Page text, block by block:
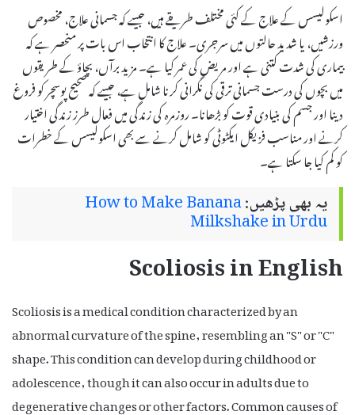
اسکولیسس کے علاج کے کئی مختلف طریقے ہیں، جیسے کہ جسمانی علاج، مخصوص
ورزشیں، یا شدید حالتوں میں سرجری۔ علاج کا انتخاب اس بات پر منحصر ہے کہ
بیماری کی شدت کتنی ہے اور مریض کی عمر کیا ہے۔ مزید برآں، بچاؤ کے طریقوں
میں بچوں کی درست جسمانی ترقی کی نگرانی کرنا شامل ہے، جیسے کہ صحیح پوسچر کو فروغ
دینا اور جسم کی بنیادی قوت کو بڑھانا۔ روزمرہ کی زندگی میں فعال طرز زندگی اختیار
کرنے اور مناسب فزیکل ایکٹوٹی کو شامل کرنے سے بھی اسکولیسس کے خطرات
کو کم کیا جا سکتا ہے۔
یہ بھی پڑھیں:How to Make Banana
Milkshake in Urdu
Scoliosis in English
Scoliosis is a medical condition characterized by an
abnormal curvature of the spine, resembling an "S" or "C"
shape. This condition can develop during childhood or
adolescence, though it can also occur in adults due to
degenerative changes or other factors. Common causes of